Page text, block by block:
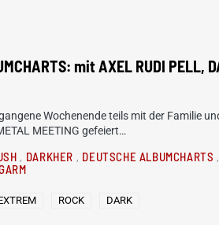
mit AXEL RUDI PELL,
Wochenende teils mit der Familie
MEETING gefeiert…
DARKHER
DEUTSCHE ALBUMCHARTS
ROCK DARK